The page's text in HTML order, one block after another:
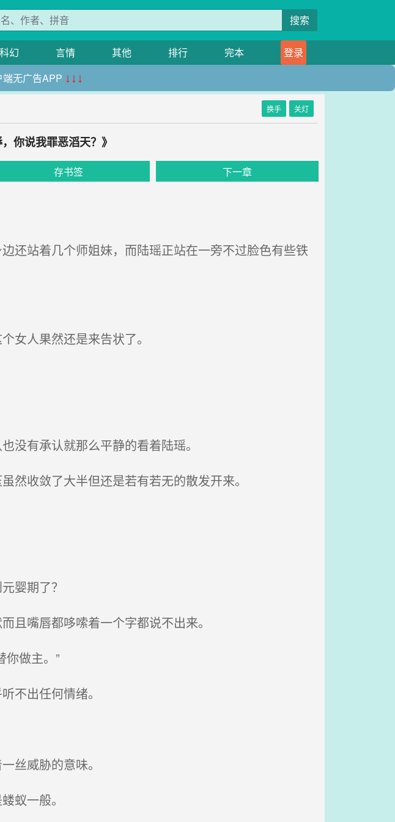
搜索
科幻 言情 其他 排行 完本
登录
无广告APP ↓↓↓
换手 关灯
你说我罪恶滔天？》
存书签 下一章
还站着几个师姐妹，而陆瑶正站在一旁不过脸色有些铁
女人果然还是来告状了。
有承认就那么平静的看着陆瑶。
收敛了大半但还是若有若无的散发开来。
婴期了？
嘴唇都哆嗦着一个字都说不出来。
做主。”
不出任何情绪。
丝威胁的意味。
蚁一般。